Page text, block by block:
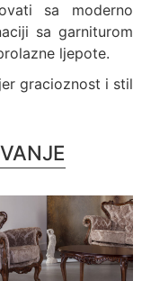
sa moderno
sa garniturom
ljepote.
gracioznost i stil